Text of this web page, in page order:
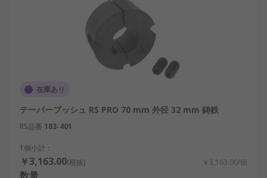
在庫あり
テーパーブッシュ RS PRO 70 mm 外径 32 mm 鋳鉄
RS品番 183-401
1個小計：
￥3,163.00(税抜) ￥3,163.00/個